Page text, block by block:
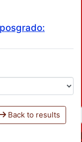
Back to results